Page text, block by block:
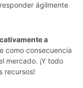
ágilmente
a
como consecuencia
mercado. ¡Y todo
recursos!